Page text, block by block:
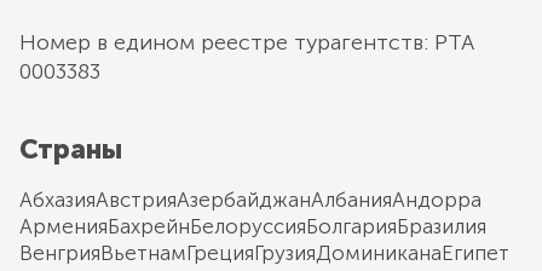
Номер в едином реестре турагентств: РТА
0003383
Страны
АбхазияАвстрияАзербайджанАлбанияАндорра
АрменияБахрейнБелоруссияБолгарияБразилия
ВенгрияВьетнамГрецияГрузияДоминиканаЕгипет